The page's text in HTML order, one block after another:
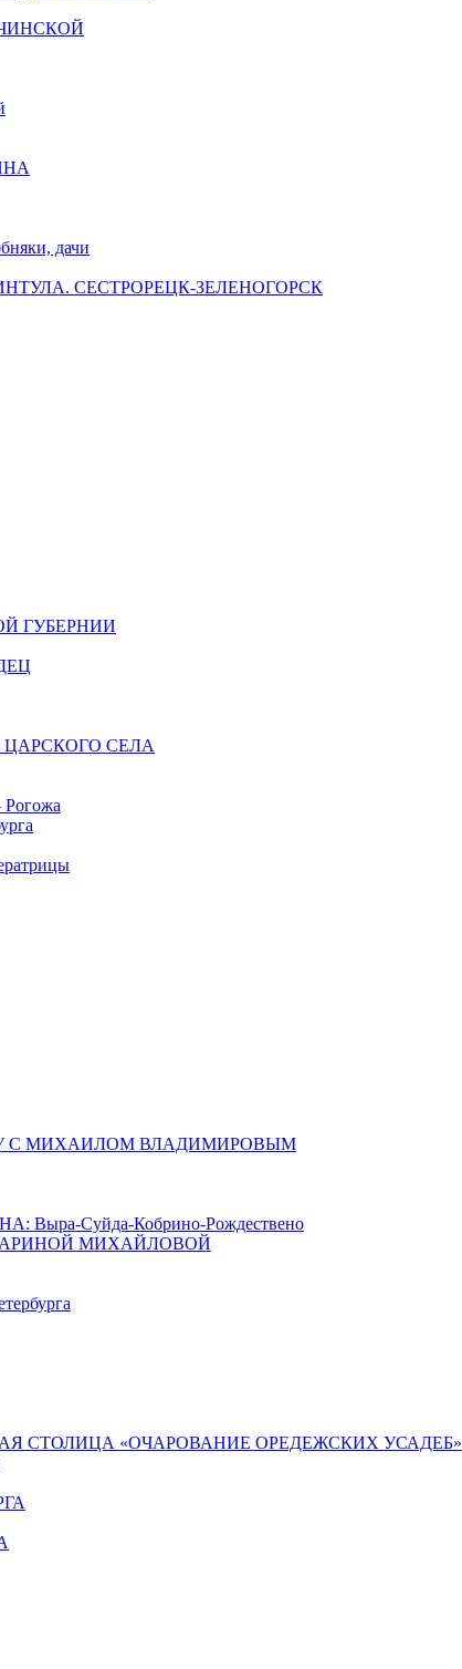
дачи
СЕСТРОРЕЦК-ЗЕЛЕНОГОРСК
ГУБЕРНИИ
СЕЛА
С МИХАИЛОМ ВЛАДИМИРОВЫМ
Суйда-Кобрино-Рождествено
МИХАЙЛОВОЙ
СТОЛИЦА «ОЧАРОВАНИЕ ОРЕДЕЖСКИХ УСАДЕБ»